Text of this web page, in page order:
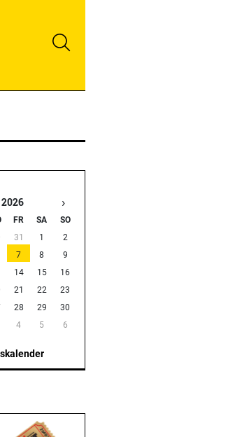
›
FR SA
SO
31 1
2
7 8
9
14 15
16
21 22
23
28 29
30
4 5 6